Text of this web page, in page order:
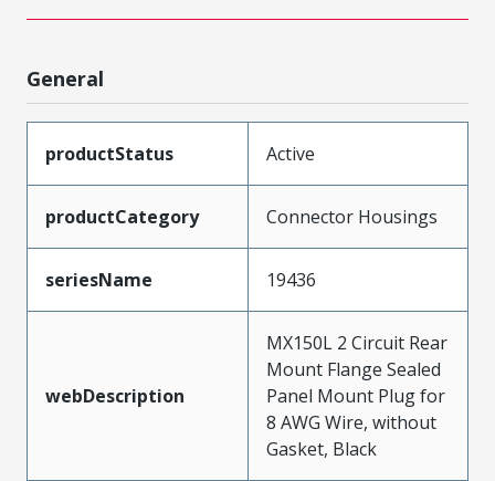
General
productStatus Active
productCategory Connector Housings
seriesName 19436
webDescription
MX150L 2 Circuit Rear
Mount Flange Sealed
Panel Mount Plug for
8 AWG Wire, without
Gasket, Black